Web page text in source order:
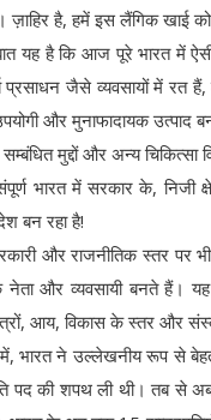
ज़ाहिर है, हमें इस लैंगिक खाई
यह है कि आज पूरे भारत में
प्रसाधन जैसे व्यवसायों में रत हैं,
और मुनाफादायक उत्पाद
मुद्दों और अन्य चिकित्सा
भारत में सरकार के, निजी
बन रहा है!
और राजनीतिक स्तर पर
नेता और व्यवसायी बनते हैं।
आय, विकास के स्तर और
भारत ने उल्लेखनीय रूप से
पद की शपथ ली थी। तब से